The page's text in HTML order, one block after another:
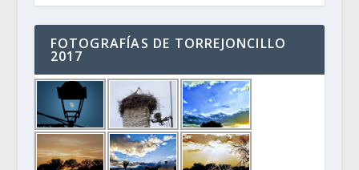
FOTOGRAFÍAS DE TORREJONCILLO
2017